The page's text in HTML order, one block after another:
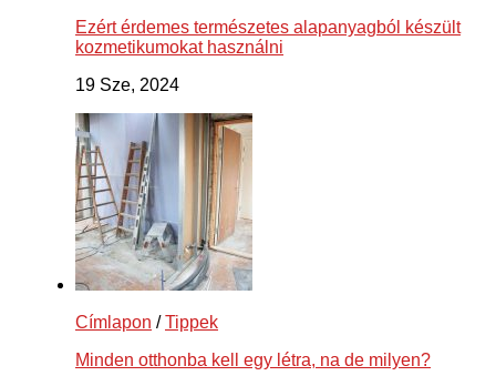
Ezért érdemes természetes alapanyagból készült
kozmetikumokat használni
19 Sze, 2024
Címlapon /Tippek
Minden otthonba kell egy létra, na de milyen?